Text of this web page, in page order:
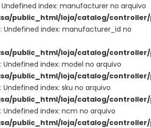
Undefined index: manufacturer no arquivo
public_html/loja/catalog/
: Undefined index: manufacturer_id no
public_html/loja/catalog/
: Undefined index: model no arquivo
public_html/loja/catalog/
: Undefined index: sku no arquivo
public_html/loja/catalog/
: Undefined index: ncm no arquivo
public_html/loja/catalog/